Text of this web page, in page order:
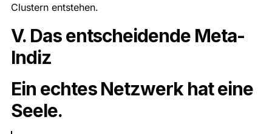
Clustern entstehen.
V. Das entscheidende Meta-
Indiz
Ein echtes Netzwerk hat eine
Seele.